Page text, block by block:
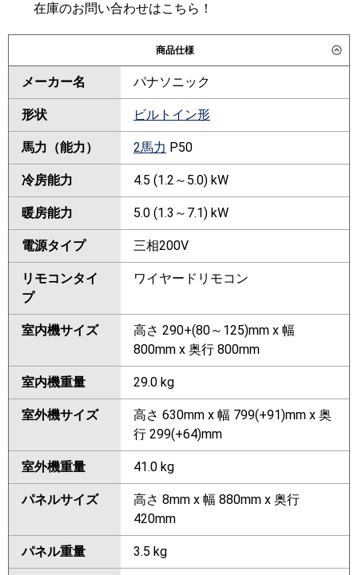
在庫のお問い合わせはこちら！
商品仕様
メーカー名 パナソニック
形状 ビルトイン形
馬力（能力） 2馬力 P50
冷房能力 4.5 (1.2～5.0) kW
暖房能力 5.0 (1.3～7.1) kW
電源タイプ 三相200V
リモコンタイ
プ
ワイヤードリモコン
室内機サイズ
高さ 290+(80～125)mm x 幅
800mm x 奥行 800mm
室内機重量 29.0 kg
室外機サイズ
高さ 630mm x 幅 799(+91)mm x 奥
行 299(+64)mm
室外機重量 41.0 kg
パネルサイズ
高さ 8mm x 幅 880mm x 奥行
420mm
パネル重量 3.5 kg